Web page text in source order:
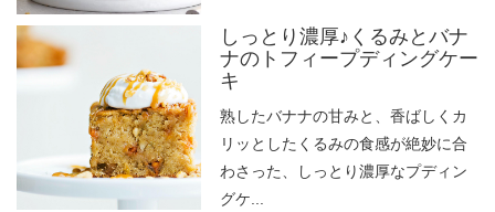
しっとり濃厚♪くるみとバナ
ナのトフィープディングケー
キ
熟したバナナの甘みと、香ばしくカ
リッとしたくるみの食感が絶妙に合
わさった、しっとり濃厚なプディン
グケ...